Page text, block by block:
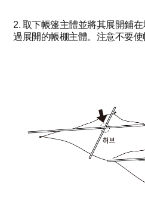
2. 取下帳篷主體並將其展開鋪
過展開的帳棚主體。注意不要使